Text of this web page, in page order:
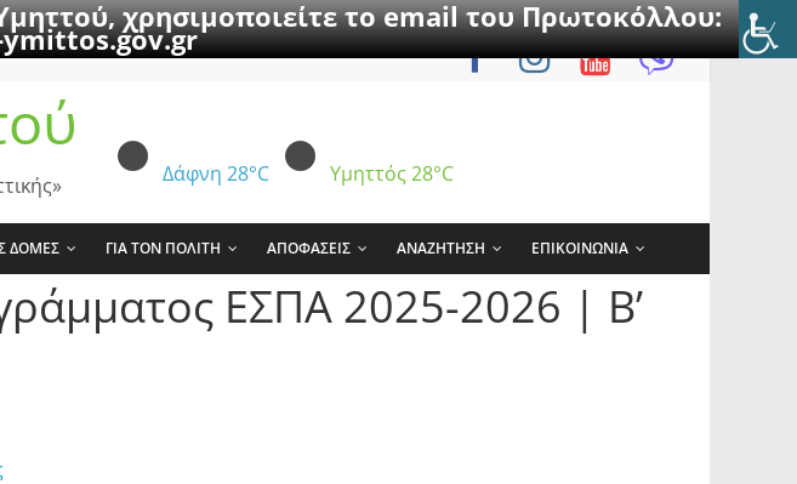
χρησιμοποιείτε το email του Πρωτοκόλλου:
Δάφνη 28°C Υμηττός 28°C
ΔΟΜΕΣ ΓΙΑ ΤΟΝ ΠΟΛΙΤΗ ΑΠΟΦΑΣΕΙΣ ΑΝΑΖΗΤΗΣΗ ΕΠΙΚΟΙΝΩΝΙΑ
ΕΣΠΑ 2025-2026 | Β’